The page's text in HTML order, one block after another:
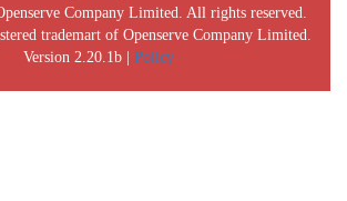
Company Limited. All rights reserved.
trademart of Openserve Company Limited.
Version 2.20.1b | Policy